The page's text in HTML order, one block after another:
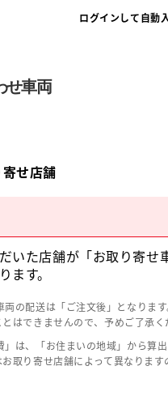
ログインして自動
せ車両
せ店舗
いた店舗が「お取り寄せ
ます。
両の配送は「ご注文後」となりま
はできませんので、予めご了承く
」は、「お住まいの地域」から算
取り寄せ店舗によって異なります